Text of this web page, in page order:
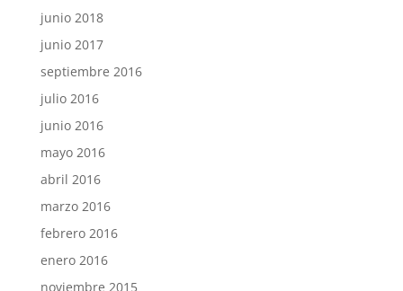
junio 2018
junio 2017
septiembre 2016
julio 2016
junio 2016
mayo 2016
abril 2016
marzo 2016
febrero 2016
enero 2016
noviembre 2015